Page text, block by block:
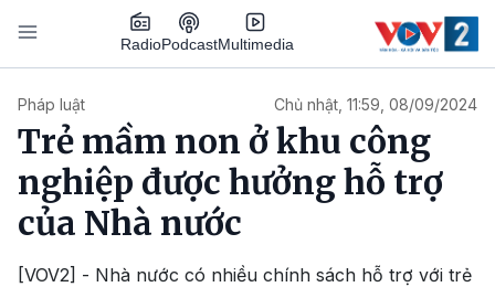
Nhảy đến nội dung
RadioPodcastMultimedia
Pháp luật Chủ nhật, 11:59, 08/09/2024
Trẻ mầm non ở khu công
nghiệp được hưởng hỗ trợ
của Nhà nước
[VOV2] - Nhà nước có nhiều chính sách hỗ trợ với trẻ